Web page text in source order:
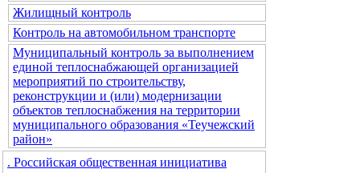
Жилищный контроль
Контроль на автомобильном транспорте
Муниципальный контроль за выполнением
единой теплоснабжающей организацией
мероприятий по строительству,
реконструкции и (или) модернизации
объектов теплоснабжения на территории
муниципального образования «Теучежский
район»
. Российская общественная инициатива